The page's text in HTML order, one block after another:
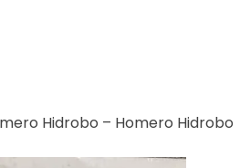
Hidrobo – Homero Hidrobo